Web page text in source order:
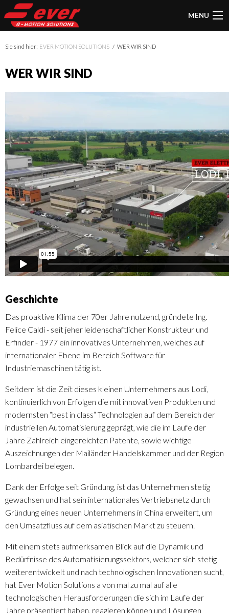
MENU
Sie sind hier: EVER MOTION SOLUTIONS WER WIR SIND
WER WIR SIND
Geschichte
Das proaktive Klima der 70er Jahre nutzend, gründete Ing.
Felice Caldi - seit jeher leidenschaftlicher Konstrukteur und
Erfinder - 1977 ein innovatives Unternehmen, welches auf
internationaler Ebene im Bereich Software für
Industriemaschinen tätig ist.
Seitdem ist die Zeit dieses kleinen Unternehmens aus Lodi,
kontinuierlich von Erfolgen die mit innovativen Produkten und
modernsten “best in class“ Technologien auf dem Bereich der
industriellen Automatisierung geprägt, wie die im Laufe der
Jahre Zahlreich eingereichten Patente, sowie wichtige
Auszeichnungen der Mailänder Handelskammer und der Region
Lombardei belegen.
Dank der Erfolge seit Gründung, ist das Unternehmen stetig
gewachsen und hat sein internationales Vertriebsnetz durch
Gründung eines neuen Unternehmens in China erweitert, um
den Umsatzfluss auf dem asiatischen Markt zu steuern.
Mit einem stets aufmerksamen Blick auf die Dynamik und
Bedürfnisse des Automatisierungssektors, welcher sich stetig
weiterentwickelt und nach technologischen Innovationen sucht,
hat Ever Motion Solutions a von mal zu mal auf alle
technologischen Herausforderungen die sich im Laufe der
Jahre präsentiert haben, reagieren können und Lösungen